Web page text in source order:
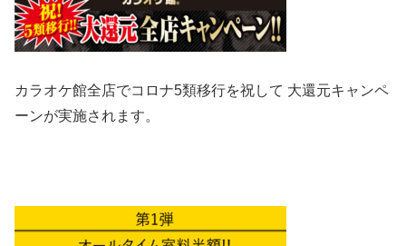
カラオケ館全店でコロナ5類移行を祝して 大還元キャンペ
ーンが実施されます。